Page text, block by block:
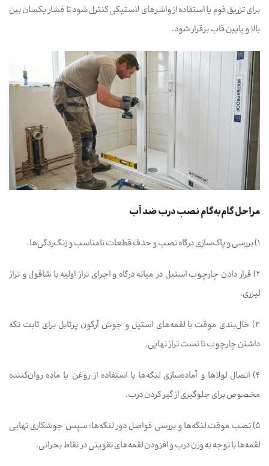
برای تزریق فوم یا استفاده از واشرهای لاستیکی کنترل شود تا فشار یکسان بین
بالا و پایین قاب برقرار شود.
مراحل گام‌به‌گام نصب درب ضد آب
۱) بررسی و پاک‌سازی درگاه نصب و حذف قطعات نامناسب و زنگ‌زدگی‌ها.
۲) قرار دادن چارچوب استیل در میانه درگاه و اجرای تراز اولیه با شاقول و تراز
لیزری.
۳) خال‌بندی موقت با لقمه‌های استیل و جوش آرگون پرتابل برای ثابت نگه
داشتن چارچوب تا تست تراز نهایی.
۴) اتصال لولاها و آماده‌سازی لنگه‌ها با استفاده از روغن یا ماده روان‌کننده
مخصوص برای جلوگیری از گیر کردن درب.
۵) نصب موقت لنگه‌ها و بررسی فواصل دور لنگه‌ها؛ سپس جوشکاری نهایی
لقمه‌ها با توجه به وزن درب و افزودن لقمه‌های تقویتی در نقاط بحرانی.